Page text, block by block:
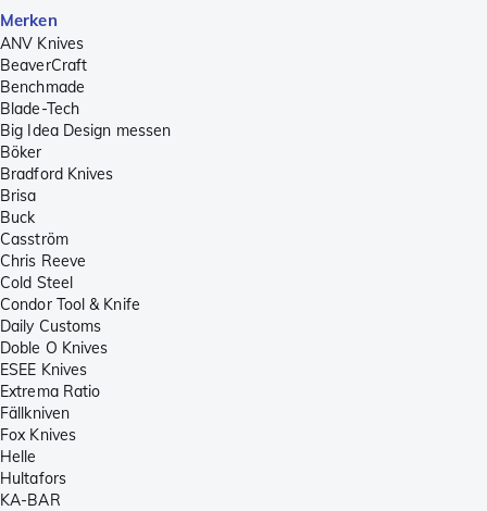
Merken
ANV Knives
BeaverCraft
Benchmade
Blade-Tech
Big Idea Design messen
Böker
Bradford Knives
Brisa
Buck
Casström
Chris Reeve
Cold Steel
Condor Tool & Knife
Daily Customs
Doble O Knives
ESEE Knives
Extrema Ratio
Fällkniven
Fox Knives
Helle
Hultafors
KA-BAR